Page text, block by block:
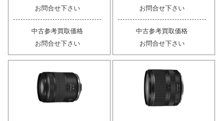
お問合せ下さい
中古参考買取価格
お問合せ下さい
お問合せ下さい
中古参考買取価格
お問合せ下さい